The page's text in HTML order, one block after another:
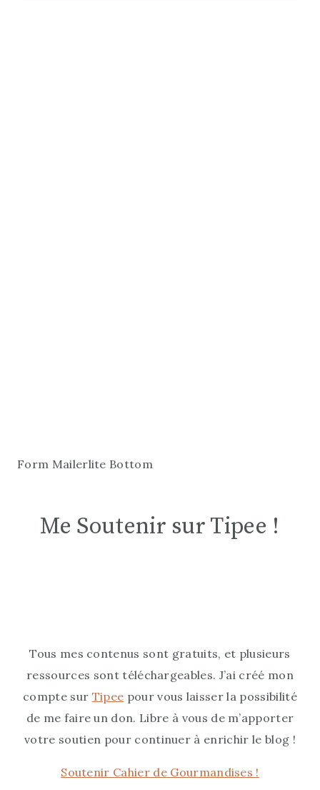
Form Mailerlite Bottom
Me Soutenir sur Tipee !
Tous mes contenus sont gratuits, et plusieurs
ressources sont téléchargeables. J’ai créé mon
compte sur Tipee pour vous laisser la possibilité
de me faire un don. Libre à vous de m’apporter
votre soutien pour continuer à enrichir le blog !
Soutenir Cahier de Gourmandises !